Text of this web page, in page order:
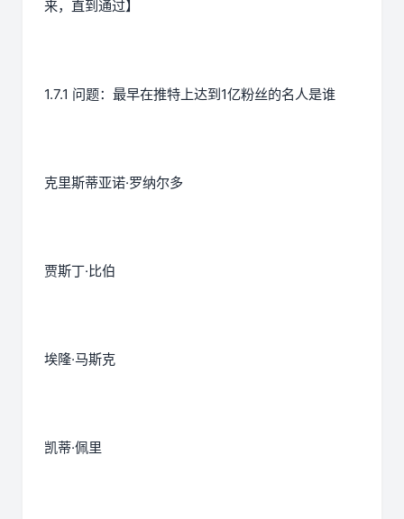
来，直到通过】
1.7.1 问题：最早在推特上达到1亿粉丝的名人是谁
克里斯蒂亚诺·罗纳尔多
贾斯丁·比伯
埃隆·马斯克
凯蒂·佩里